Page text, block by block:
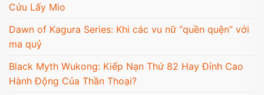
Cứu Lấy Mio
Dawn of Kagura Series: Khi các vu nữ “quền quện” với
ma quỷ
Black Myth Wukong: Kiếp Nạn Thứ 82 Hay Đỉnh Cao
Hành Động Của Thần Thoại?